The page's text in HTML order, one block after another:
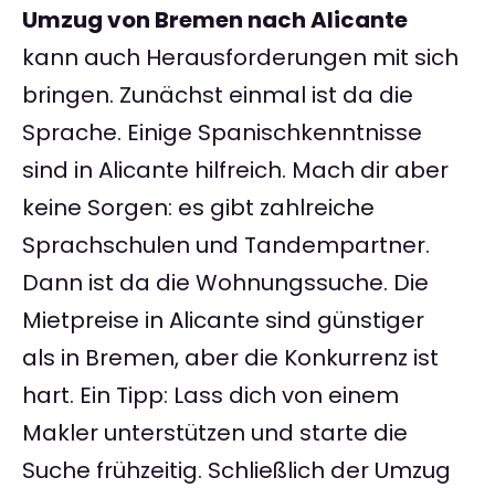
Umzug von Bremen nach Alicante
kann auch Herausforderungen mit sich
bringen. Zunächst einmal ist da die
Sprache. Einige Spanischkenntnisse
sind in Alicante hilfreich. Mach dir aber
keine Sorgen: es gibt zahlreiche
Sprachschulen und Tandempartner.
Dann ist da die Wohnungssuche. Die
Mietpreise in Alicante sind günstiger
als in Bremen, aber die Konkurrenz ist
hart. Ein Tipp: Lass dich von einem
Makler unterstützen und starte die
Suche frühzeitig. Schließlich der Umzug